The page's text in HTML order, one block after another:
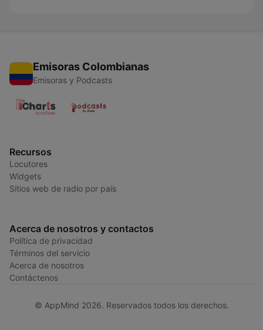
Emisoras Colombianas
Emisoras y Podcasts
Recursos
Locutores
Widgets
Sitios web de radio por país
Acerca de nosotros y contactos
Política de privacidad
Términos del servicio
Acerca de nosotros
Contáctenos
© AppMind 2026. Reservados todos los derechos.